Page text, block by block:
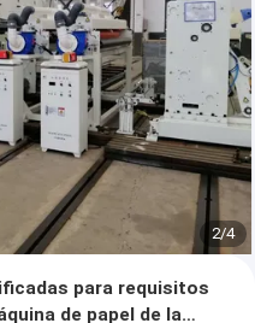
2/4
para requisitos
de papel de la